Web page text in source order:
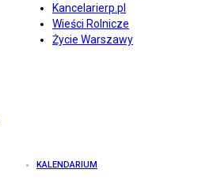
Kancelarierp.pl
Wieści Rolnicze
Życie Warszawy
KALENDARIUM